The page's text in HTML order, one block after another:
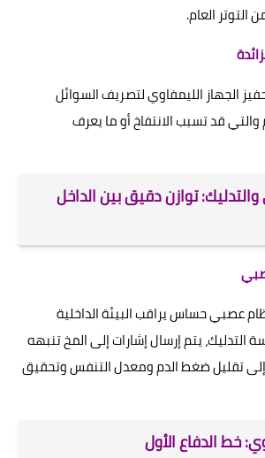
العام.
الجهاز الليمفاوي لتصريف السوائل
قد تسبب الانتفاخ أو ما يعرف
توازن دقيق بين الداخل
عصبي حساس يراقب البيئة الداخلية
التدليك، يتم إرسال إشارات إلى المخ تنبهه
إلى تقليل ضغط الدم ومعدل التنفس وتحقيق
خط الدفاع الأول